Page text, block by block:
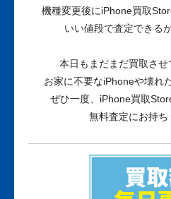
機種変更後にiPhone買取
いい値段で査定できる
本日もまだまだ買取さ
お家に不要なiPhoneや壊れ
ぜひ一度、iPhone買取
無料査定にお持ち